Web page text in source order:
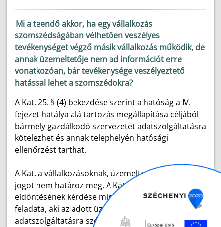
Mi a teendő akkor, ha egy vállalkozás
szomszédságában vélhetően veszélyes
tevékenységet végző másik vállalkozás működik, de
annak üzemeltetője nem ad információt erre
vonatkozóan, bár tevékenysége veszélyeztető
hatással lehet a szomszédokra?
A Kat. 25. § (4) bekezdése szerint a hatóság a IV.
fejezet hatálya alá tartozás megállapítása céljából
bármely gazdálkodó szervezetet adatszolgáltatásra
kötelezhet és annak telephelyén hatósági
ellenőrzést tarthat.
A Kat. a vállalkozásoknak, üzemeltetőknek ilyen
jogot nem határoz meg. A Kat. hatálya alá tartozás
eldöntésének kérdése minden esetben a hatóság
feladata, aki az adott üzemeltetőt
adatszolgáltatásra szólíthatja fel.